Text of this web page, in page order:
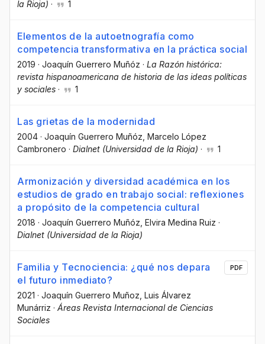
la Rioja) · 1
Elementos de la autoetnografía como
competencia transformativa en la práctica social
2019 · Joaquín Guerrero Muñóz · La Razón histórica:
revista hispanoamericana de historia de las ideas políticas
y sociales · 1
Las grietas de la modernidad
2004 · Joaquín Guerrero Muñóz , Marcelo López
Cambronero · Dialnet (Universidad de la Rioja) · 1
Armonización y diversidad académica en los
estudios de grado en trabajo social: reflexiones
a propósito de la competencia cultural
2018 · Joaquín Guerrero Muñóz , Elvira Medina Ruiz ·
Dialnet (Universidad de la Rioja)
Familia y Tecnociencia: ¿qué nos depara
el futuro inmediato?
2021 · Joaquín Guerrero Muñoz , Luis Álvarez
Munárriz · Áreas Revista Internacional de Ciencias
Sociales
PDF